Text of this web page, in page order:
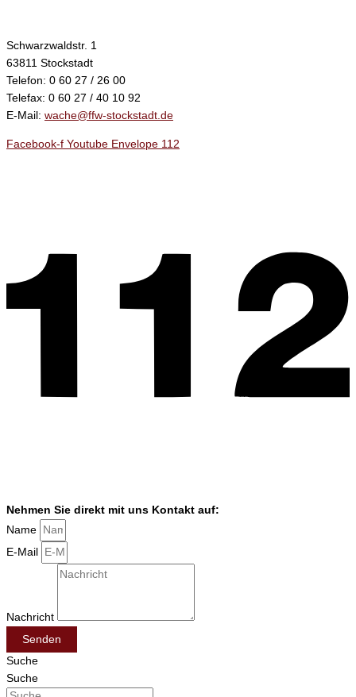
Schwarzwaldstr. 1
63811 Stockstadt
Telefon: 0 60 27 / 26 00
Telefax: 0 60 27 / 40 10 92
E-Mail: wache@ffw-stockstadt.de
Facebook-f Youtube Envelope 112
Nehmen Sie direkt mit uns Kontakt auf:
Name
E-Mail
Nachricht
Senden
Suche
Suche